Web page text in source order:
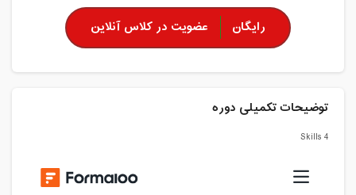
رایگان عضویت در کلاس آنلاین
توضیحات تکمیلی دوره
4 Skills